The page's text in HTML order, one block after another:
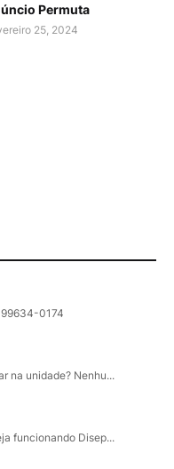
Permuta
25, 2024
99634-0174
na unidade? Nenhu...
funcionando Disep...